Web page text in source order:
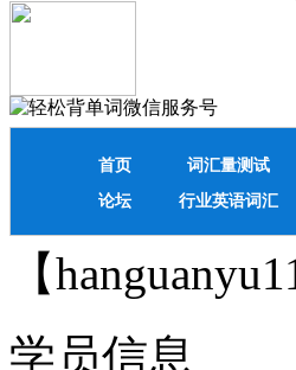
首页 词汇量测试
论坛
行业英语词汇
【
学员信息